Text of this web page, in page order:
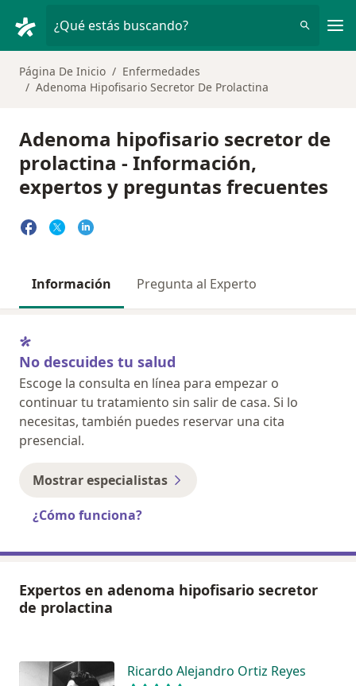
¿Qué estás buscando?
Página De Inicio
Enfermedades
Adenoma Hipofisario Secretor De Prolactina
Adenoma hipofisario secretor de
prolactina - Información,
expertos y preguntas frecuentes
Información Pregunta al Experto
No descuides tu salud
Escoge la consulta en línea para empezar o
continuar tu tratamiento sin salir de casa. Si lo
necesitas, también puedes reservar una cita
presencial.
Mostrar especialistas
¿Cómo funciona?
Expertos en adenoma hipofisario secretor
de prolactina
Ricardo Alejandro Ortiz Reyes